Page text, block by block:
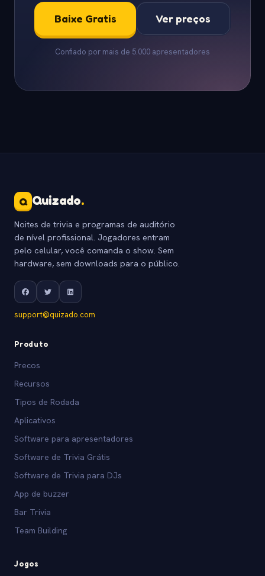
Baixe Gratis Ver preços
Confiado por mais de 5.000 apresentadores
Q Quizado.
Noites de trivia e programas de auditório
de nível profissional. Jogadores entram
pelo celular, você comanda o show. Sem
hardware, sem downloads para o público.
support@quizado.com
Produto
Precos
Recursos
Tipos de Rodada
Aplicativos
Software para apresentadores
Software de Trivia Grátis
Software de Trivia para DJs
App de buzzer
Bar Trivia
Team Building
Jogos